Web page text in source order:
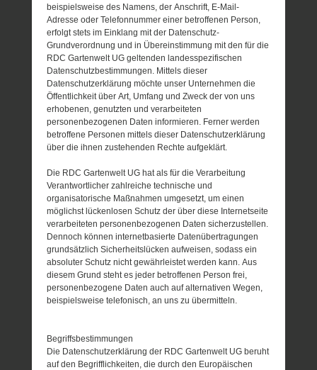
beispielsweise des Namens, der Anschrift, E-Mail-
Adresse oder Telefonnummer einer betroffenen Person,
erfolgt stets im Einklang mit der Datenschutz-
Grundverordnung und in Übereinstimmung mit den für die
RDC Gartenwelt UG geltenden landesspezifischen
Datenschutzbestimmungen. Mittels dieser
Datenschutzerklärung möchte unser Unternehmen die
Öffentlichkeit über Art, Umfang und Zweck der von uns
erhobenen, genutzten und verarbeiteten
personenbezogenen Daten informieren. Ferner werden
betroffene Personen mittels dieser Datenschutzerklärung
über die ihnen zustehenden Rechte aufgeklärt.
Die RDC Gartenwelt UG hat als für die Verarbeitung
Verantwortlicher zahlreiche technische und
organisatorische Maßnahmen umgesetzt, um einen
möglichst lückenlosen Schutz der über diese Internetseite
verarbeiteten personenbezogenen Daten sicherzustellen.
Dennoch können internetbasierte Datenübertragungen
grundsätzlich Sicherheitslücken aufweisen, sodass ein
absoluter Schutz nicht gewährleistet werden kann. Aus
diesem Grund steht es jeder betroffenen Person frei,
personenbezogene Daten auch auf alternativen Wegen,
beispielsweise telefonisch, an uns zu übermitteln.
Begriffsbestimmungen
Die Datenschutzerklärung der RDC Gartenwelt UG beruht
auf den Begrifflichkeiten, die durch den Europäischen